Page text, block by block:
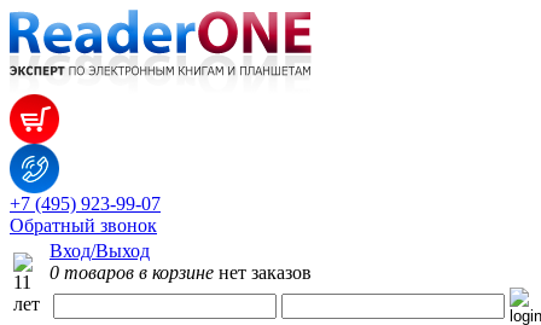
+7 (495) 923-99-07
Обратный звонок
Вход/Выход
0 товаров в корзине нет заказов